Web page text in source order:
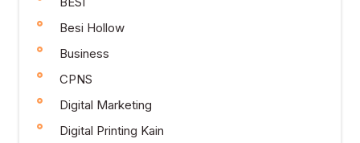
Besi Hollow
Business
CPNS
Digital Marketing
Digital Printing Kain